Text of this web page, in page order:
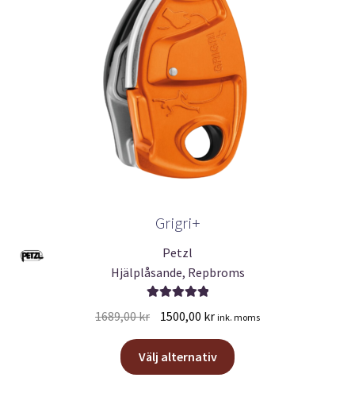
Grigri+
Petzl
Hjälplåsande, Repbroms
av 5
1689,00kr
Det
priset
var:
1500,00 krDet
priset
är:
ink. moms
Välj alternativ
Den
här